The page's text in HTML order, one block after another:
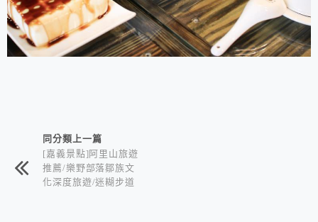
相連文章同分類上一篇
[嘉義景點]阿里山旅遊
推薦/樂野部落鄒族文
化深度旅遊/迷糊步道